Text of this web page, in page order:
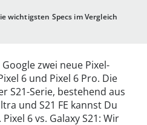
wichtigsten Specs im Vergleich
zwei neue Pixel-
6 und Pixel 6 Pro. Die
S21-Serie, bestehend aus
und S21 FE kannst Du
6 vs. Galaxy S21: Wir